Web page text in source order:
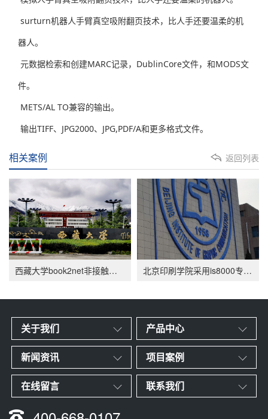
surturn机器人手臂真空吸附翻页技术，比人手还要温柔的机
器人。
元数据检索和创建MARC记录，DublinCore文件，和MODS文
件。
METS/AL TO兼容的输出。
输出TIFF、JPG2000、JPG,PDF/A和更多格式文件。
返回列表
相关案例
西藏大学book2net非接触式古籍扫描仪案例应用 北京印刷学院采用is8000专业古籍扫描仪进行数字化
关于我们 产品中心
新闻资讯 项目案例
在线留言 联系我们